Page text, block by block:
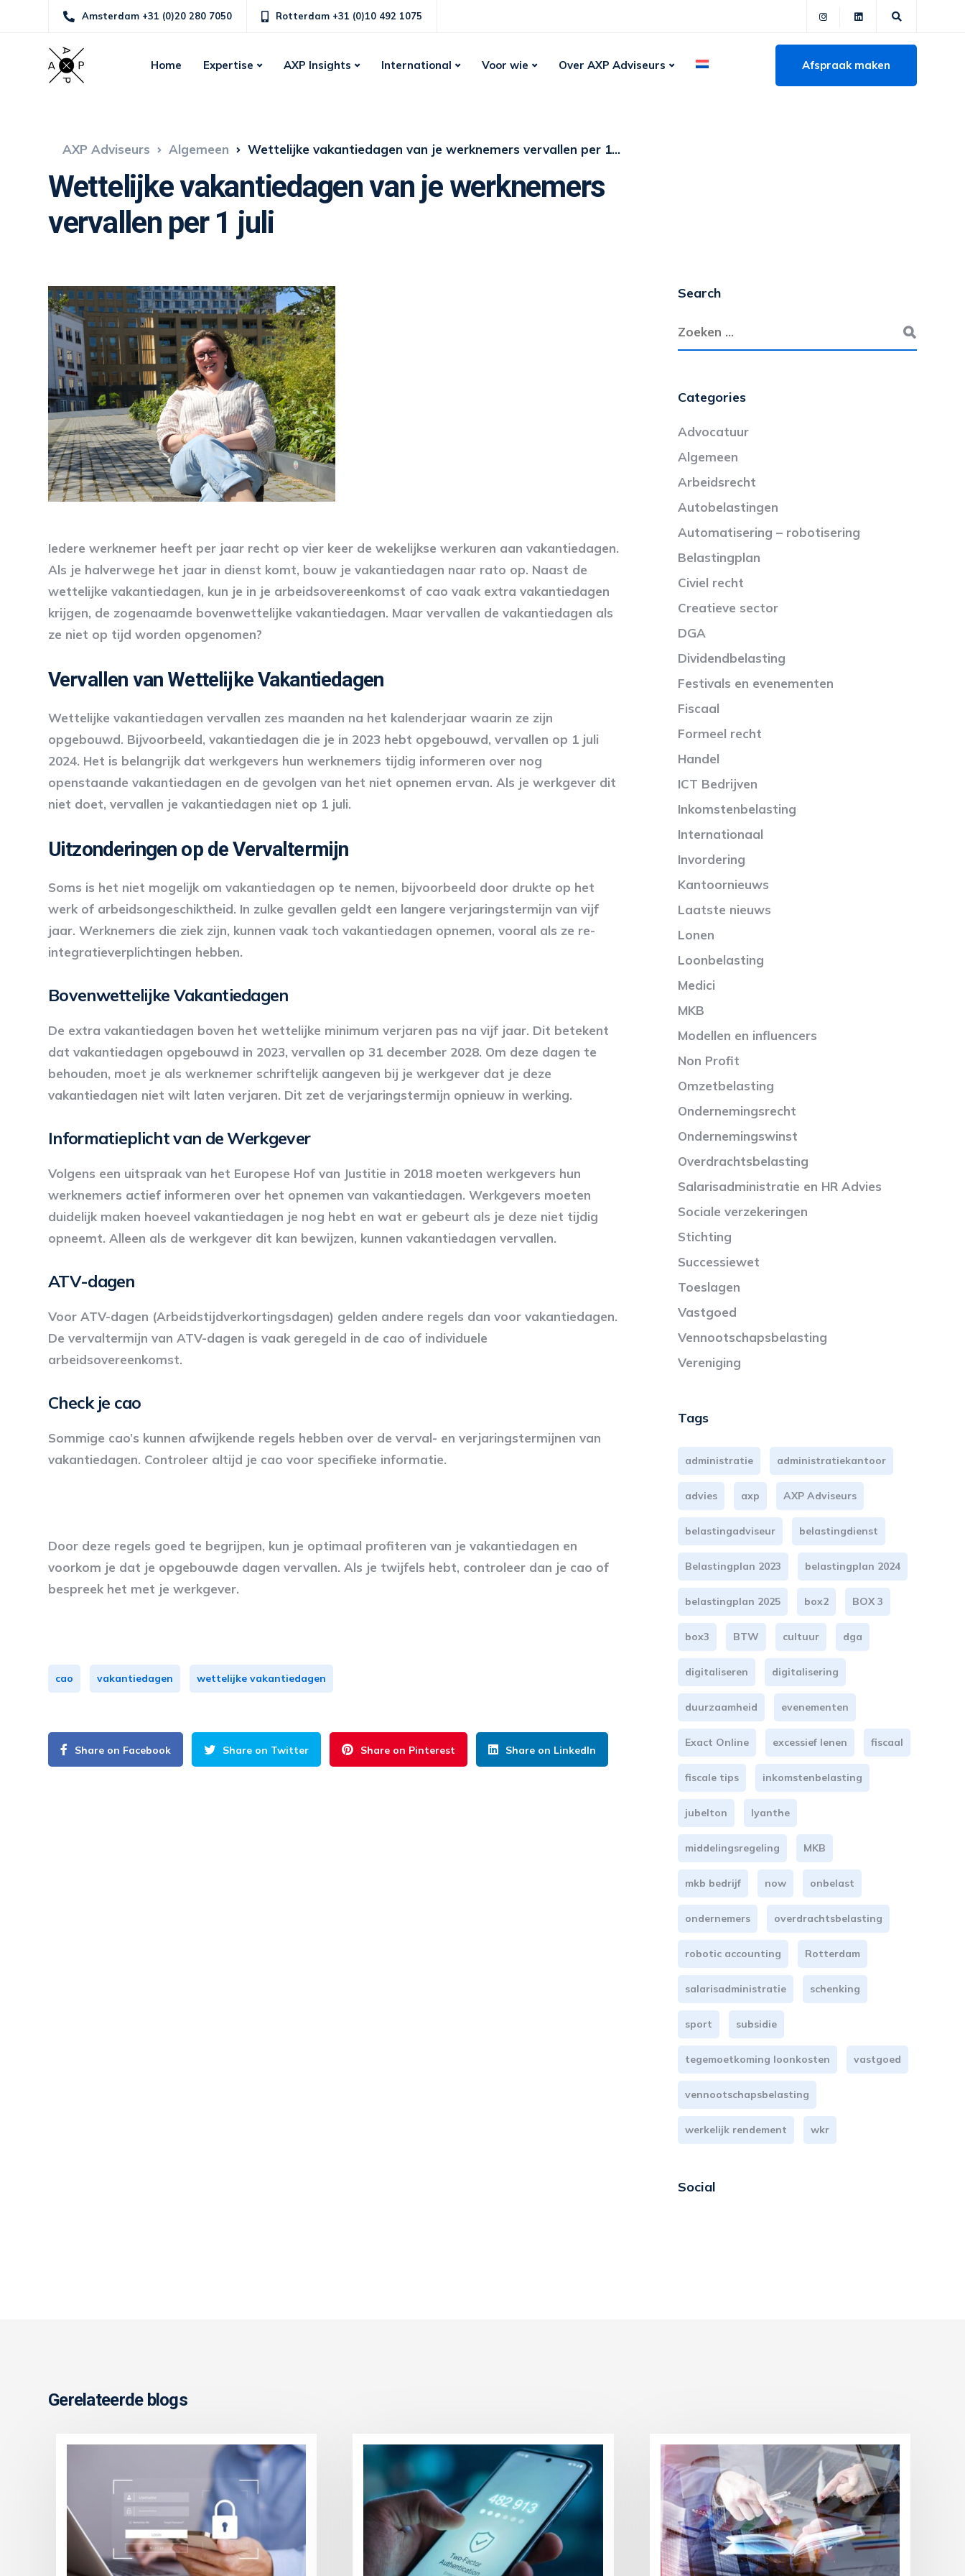
Amsterdam +31 (0)20 280 7050 Rotterdam +31 (0)10 492 1075
Home Expertise AXP Insights International Voor wie Over AXP Adviseurs Afspraak maken
AXP Adviseurs Algemeen Wettelijke vakantiedagen van je werknemers vervallen per 1 juli
Wettelijke vakantiedagen van je werknemers
vervallen per 1 juli
Iedere werknemer heeft per jaar recht op vier keer de wekelijkse werkuren aan vakantiedagen.
Als je halverwege het jaar in dienst komt, bouw je vakantiedagen naar rato op. Naast de
wettelijke vakantiedagen, kun je in je arbeidsovereenkomst of cao vaak extra vakantiedagen
krijgen, de zogenaamde bovenwettelijke vakantiedagen. Maar vervallen de vakantiedagen als
ze niet op tijd worden opgenomen?
Vervallen van Wettelijke Vakantiedagen
Wettelijke vakantiedagen vervallen zes maanden na het kalenderjaar waarin ze zijn
opgebouwd. Bijvoorbeeld, vakantiedagen die je in 2023 hebt opgebouwd, vervallen op 1 juli
2024. Het is belangrijk dat werkgevers hun werknemers tijdig informeren over nog
openstaande vakantiedagen en de gevolgen van het niet opnemen ervan. Als je werkgever dit
niet doet, vervallen je vakantiedagen niet op 1 juli.
Uitzonderingen op de Vervaltermijn
Soms is het niet mogelijk om vakantiedagen op te nemen, bijvoorbeeld door drukte op het
werk of arbeidsongeschiktheid. In zulke gevallen geldt een langere verjaringstermijn van vijf
jaar. Werknemers die ziek zijn, kunnen vaak toch vakantiedagen opnemen, vooral als ze re-
integratieverplichtingen hebben.
Bovenwettelijke Vakantiedagen
De extra vakantiedagen boven het wettelijke minimum verjaren pas na vijf jaar. Dit betekent
dat vakantiedagen opgebouwd in 2023, vervallen op 31 december 2028. Om deze dagen te
behouden, moet je als werknemer schriftelijk aangeven bij je werkgever dat je deze
vakantiedagen niet wilt laten verjaren. Dit zet de verjaringstermijn opnieuw in werking.
Informatieplicht van de Werkgever
Volgens een uitspraak van het Europese Hof van Justitie in 2018 moeten werkgevers hun
werknemers actief informeren over het opnemen van vakantiedagen. Werkgevers moeten
duidelijk maken hoeveel vakantiedagen je nog hebt en wat er gebeurt als je deze niet tijdig
opneemt. Alleen als de werkgever dit kan bewijzen, kunnen vakantiedagen vervallen.
ATV-dagen
Voor ATV-dagen (Arbeidstijdverkortingsdagen) gelden andere regels dan voor vakantiedagen.
De vervaltermijn van ATV-dagen is vaak geregeld in de cao of individuele
arbeidsovereenkomst.
Check je cao
Sommige cao’s kunnen afwijkende regels hebben over de verval- en verjaringstermijnen van
vakantiedagen. Controleer altijd je cao voor specifieke informatie.
Door deze regels goed te begrijpen, kun je optimaal profiteren van je vakantiedagen en
voorkom je dat je opgebouwde dagen vervallen. Als je twijfels hebt, controleer dan je cao of
bespreek het met je werkgever.
cao vakantiedagen wettelijke vakantiedagen
Share on Facebook Share on Twitter Share on Pinterest Share on LinkedIn
Search
Categories
Advocatuur
Algemeen
Arbeidsrecht
Autobelastingen
Automatisering – robotisering
Belastingplan
Civiel recht
Creatieve sector
DGA
Dividendbelasting
Festivals en evenementen
Fiscaal
Formeel recht
Handel
ICT Bedrijven
Inkomstenbelasting
Internationaal
Invordering
Kantoornieuws
Laatste nieuws
Lonen
Loonbelasting
Medici
MKB
Modellen en influencers
Non Profit
Omzetbelasting
Ondernemingsrecht
Ondernemingswinst
Overdrachtsbelasting
Salarisadministratie en HR Advies
Sociale verzekeringen
Stichting
Successiewet
Toeslagen
Vastgoed
Vennootschapsbelasting
Vereniging
Tags
administratie administratiekantoor
advies axp AXP Adviseurs
belastingadviseur belastingdienst
Belastingplan 2023 belastingplan 2024
belastingplan 2025 box2 BOX 3
box3 BTW cultuur dga
digitaliseren digitalisering
duurzaamheid evenementen
Exact Online excessief lenen fiscaal
fiscale tips inkomstenbelasting
jubelton lyanthe
middelingsregeling MKB
mkb bedrijf now onbelast
ondernemers overdrachtsbelasting
robotic accounting Rotterdam
salarisadministratie schenking
sport subsidie
tegemoetkoming loonkosten vastgoed
vennootschapsbelasting
werkelijk rendement wkr
Social
Gerelateerde blogs